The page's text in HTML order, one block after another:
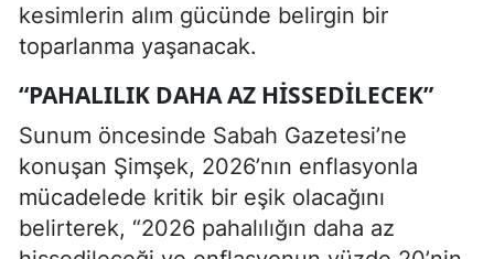
kesimlerin alım gücünde belirgin bir
toparlanma yaşanacak.
“PAHALILIK DAHA AZ HISSEDILECEK”
Sunum öncesinde Sabah Gazetesi’ne
konuşan Şimşek, 2026’nın enflasyonla
mücadelede kritik bir eşik olacağını
belirterek, “2026 pahalılığın daha az